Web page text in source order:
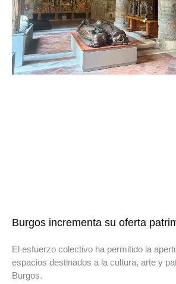
Burgos incrementa su oferta
El esfuerzo colectivo ha permitido la
espacios destinados a la cultura, arte y
Burgos.